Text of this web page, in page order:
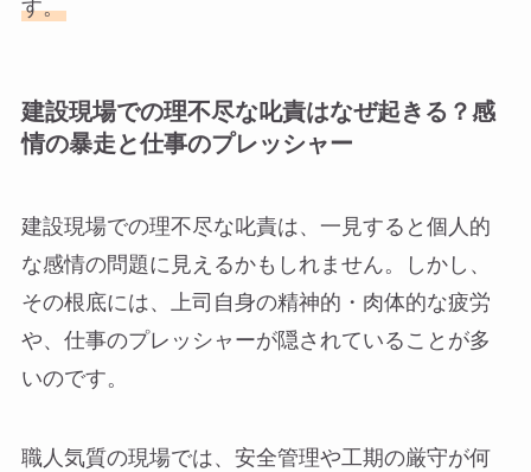
す。
建設現場での理不尽な叱責はなぜ起きる？感
情の暴走と仕事のプレッシャー
建設現場での理不尽な叱責は、一見すると個人的
な感情の問題に見えるかもしれません。しかし、
その根底には、上司自身の精神的・肉体的な疲労
や、仕事のプレッシャーが隠されていることが多
いのです。
職人気質の現場では、安全管理や工期の厳守が何